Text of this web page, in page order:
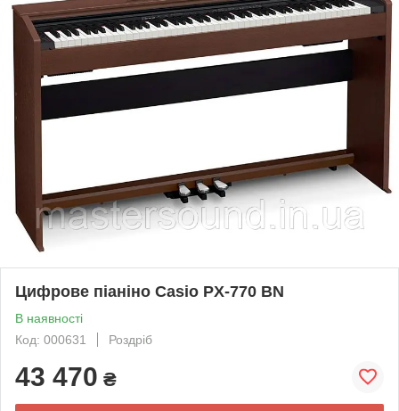
Цифрове піаніно Casio PX-770 BN
В наявності
Код: 000631
Роздріб
43 470 ₴